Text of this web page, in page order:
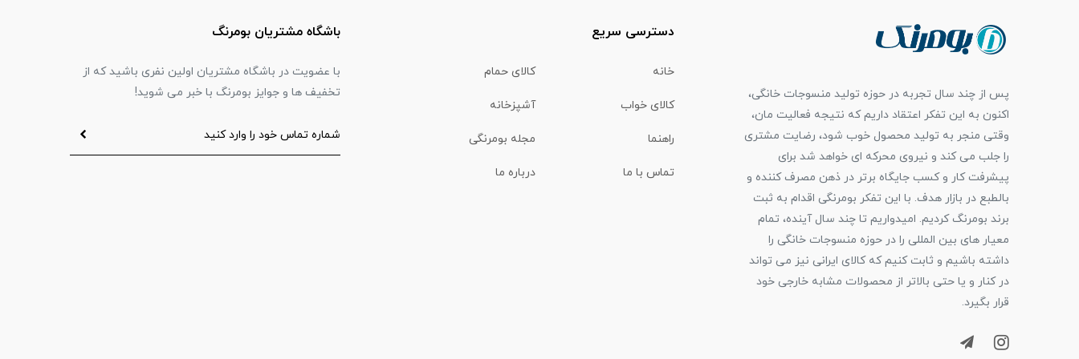
پس از چند سال تجربه در حوزه تولید منسوجات خانگی،
اکنون به این تفکر اعتقاد داریم که نتیجه فعالیت مان،
وقتی منجر به تولید محصول خوب شود، رضایت مشتری
را جلب می کند و نیروی محرکه ای خواهد شد برای
پیشرفت کار و کسب جایگاه برتر در ذهن مصرف کننده و
بالطبع در بازار هدف. با این تفکر بومرنگی اقدام به ثبت
برند بومرنگ کردیم. امیدواریم تا چند سال آینده، تمام
معیار های بین المللی را در حوزه منسوجات خانگی را
داشته باشیم و ثابت کنیم که کالای ایرانی نیز می تواند
در کنار و یا حتی بالاتر از محصولات مشابه خارجی خود
قرار بگیرد.
دسترسی سریع
خانه کالای حمام
کالای خواب آشپزخانه
راهنما مجله بومرنگی
تماس با ما درباره ما
باشگاه مشتریان بومرنگ
با عضویت در باشگاه مشتریان اولین نفری باشید که از
تخفیف ها و جوایز بومرنگ با خبر می شوید!